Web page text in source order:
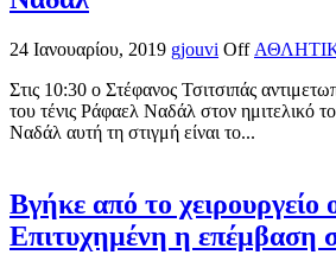
24 Ιανουαρίου, 2019 gjouvi Off
Στις 10:30 ο Στέφανος Τσιτσιπάς
του τένις Ράφαελ Ναδάλ στον ημιτελικό
Ναδάλ αυτή τη στιγμή είναι το...
Βγήκε από το χειρουργείο
Επιτυχημένη η επέμβαση